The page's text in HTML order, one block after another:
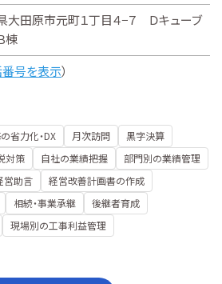
大田原市元町１丁目４−７ Ｄキューブ
棟
号を表示）
省力化・DX 月次訪問
黒字決算
対策 自社の業績把握
部門別の業績管理
営助言
経営改善計画書の作成
相続・事業承継
後継者育成
現場別の工事利益管理